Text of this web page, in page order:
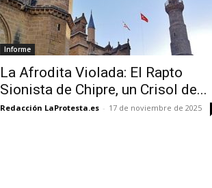
Informe
La Afrodita Violada: El Rapto
Sionista de Chipre, un Crisol de...
Redacción LaProtesta.es - 17 de noviembre de 2025